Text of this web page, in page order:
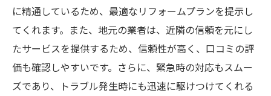
に精通しているため、最適なリフォームプランを提示し
てくれます。また、地元の業者は、近隣の信頼を元にし
たサービスを提供するため、信頼性が高く、口コミの評
価も確認しやすいです。さらに、緊急時の対応もスムー
ズであり、トラブル発生時にも迅速に駆けつけてくれる